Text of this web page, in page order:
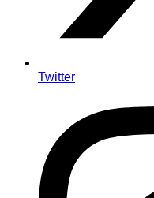
Twitter